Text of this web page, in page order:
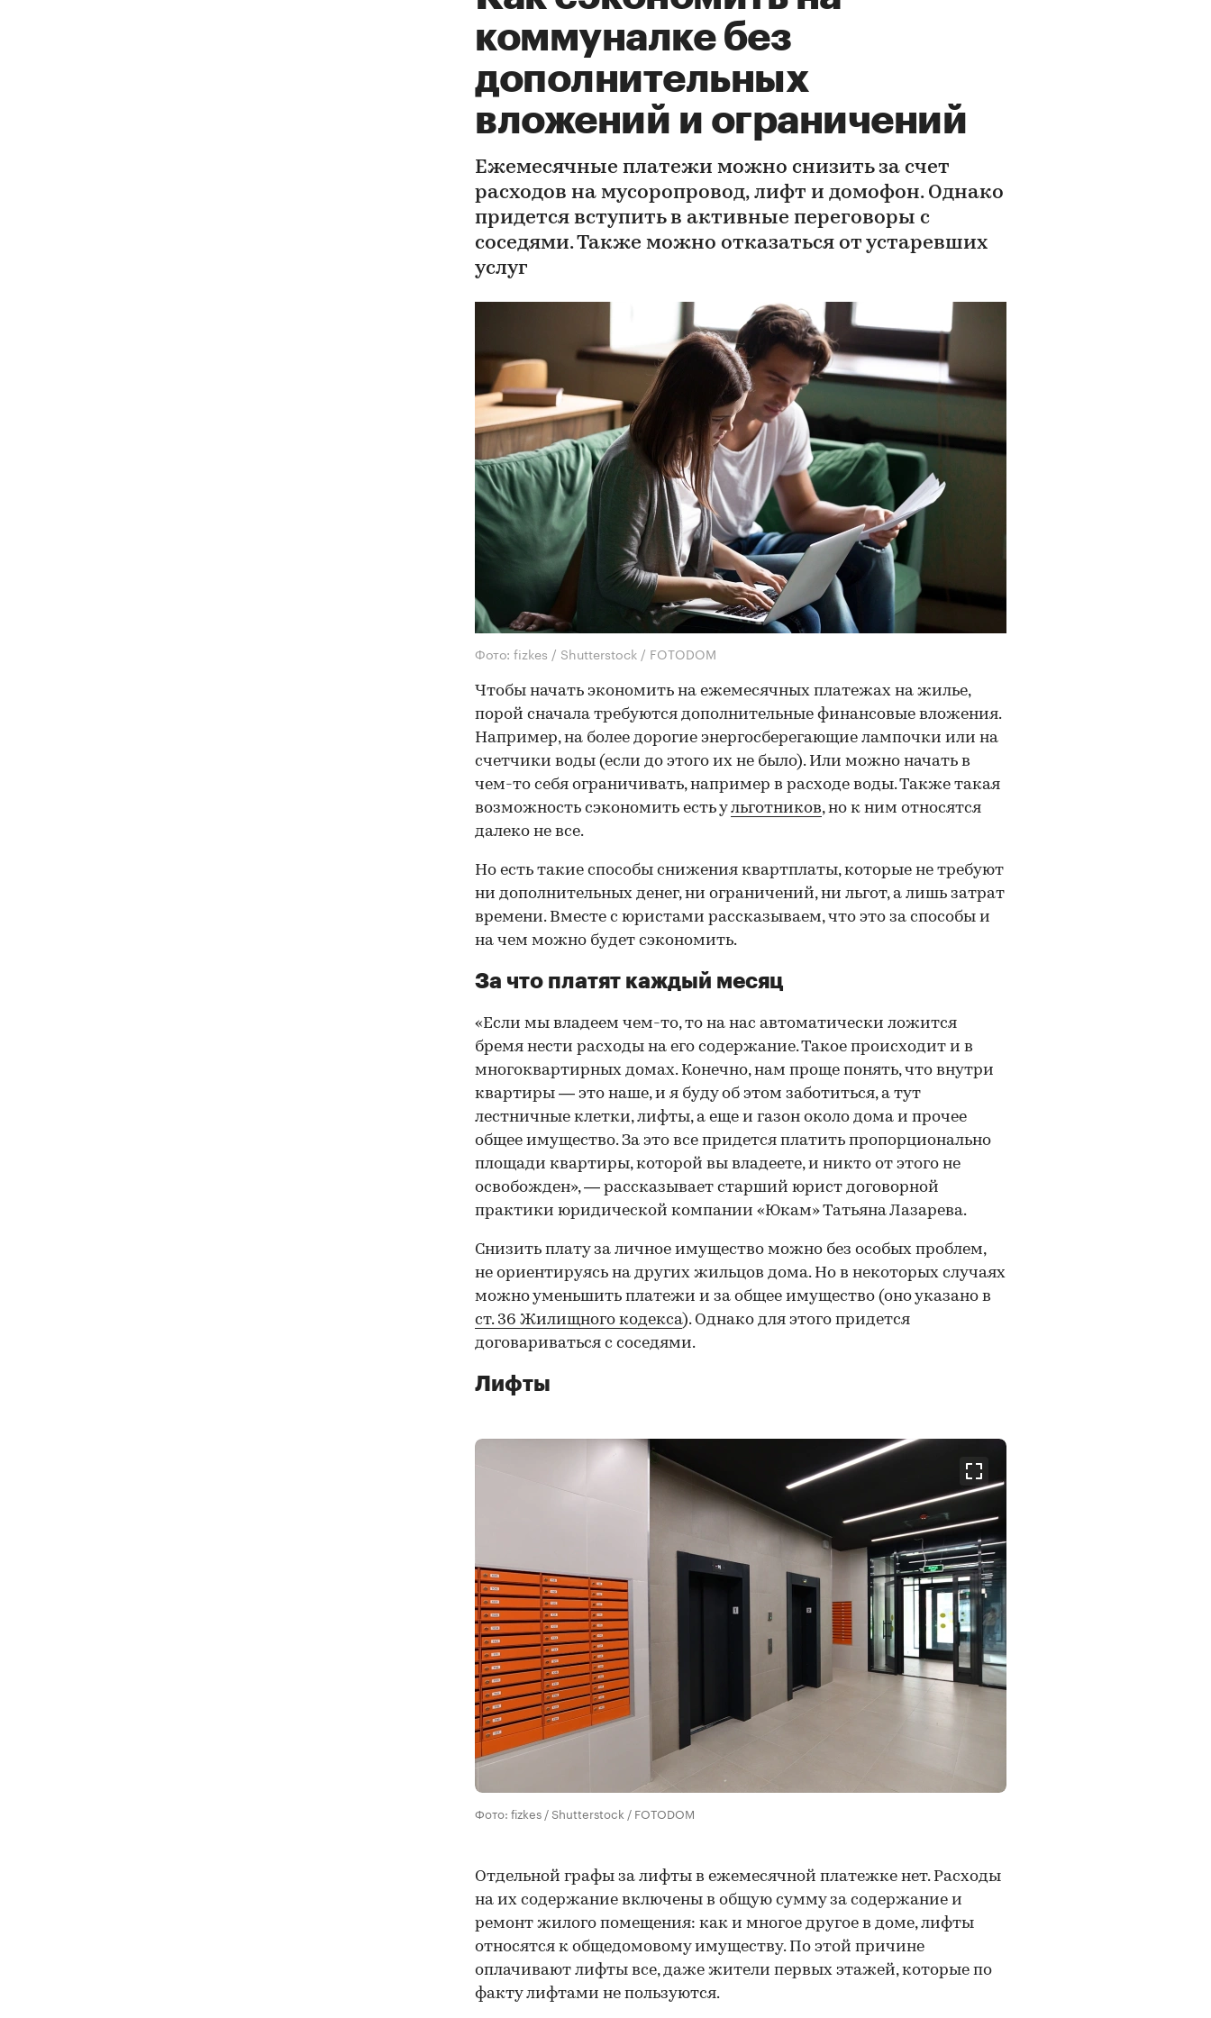
коммуналке без
дополнительных
вложений и ограничений
Ежемесячные платежи можно снизить за счет
расходов на мусоропровод, лифт и домофон. Однако
придется вступить в активные переговоры с
соседями. Также можно отказаться от устаревших
услуг
Фото: fizkes / Shutterstock / FOTODOM
Чтобы начать экономить на ежемесячных платежах на жилье,
порой сначала требуются дополнительные финансовые вложения.
Например, на более дорогие энергосберегающие лампочки или на
счетчики воды (если до этого их не было). Или можно начать в
чем-то себя ограничивать, например в расходе воды. Также такая
возможность сэкономить есть ульготников, но к ним относятся
далеко не все.
Но есть такие способы снижения квартплаты, которые не требуют
ни дополнительных денег, ни ограничений, ни льгот, а лишь затрат
времени. Вместе с юристами рассказываем, что это за способы и
на чем можно будет сэкономить.
За что платят каждый месяц
«Если мы владеем чем-то, то на нас автоматически ложится
бремя нести расходы на его содержание. Такое происходит и в
многоквартирных домах. Конечно, нам проще понять, что внутри
квартиры — это наше, и я буду об этом заботиться, а тут
лестничные клетки, лифты, а еще и газон около дома и прочее
общее имущество. За это все придется платить пропорционально
площади квартиры, которой вы владеете, и никто от этого не
освобожден», — рассказывает старший юрист договорной
практики юридической компании «Юкам» Татьяна Лазарева.
Снизить плату за личное имущество можно без особых проблем,
не ориентируясь на других жильцов дома. Но в некоторых случаях
можно уменьшить платежи и за общее имущество (оно указано в
ст. 36 Жилищного кодекса). Однако для этого придется
договариваться с соседями.
Лифты
Фото: fizkes / Shutterstock / FOTODOM
Отдельной графы за лифты в ежемесячной платежке нет. Расходы
на их содержание включены в общую сумму за содержание и
ремонт жилого помещения: как и многое другое в доме, лифты
относятся к общедомовому имуществу. По этой причине
оплачивают лифты все, даже жители первых этажей, которые по
факту лифтами не пользуются.